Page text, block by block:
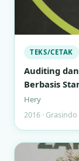
TEKS/CETAK
Auditing
Berbasis
Hery
2016 · Grasindo